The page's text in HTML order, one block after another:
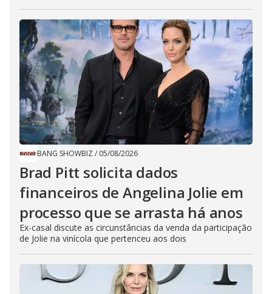
BANG SHOWBIZ / 05/08/2026
Brad Pitt solicita dados
financeiros de Angelina Jolie em
processo que se arrasta há anos
Ex-casal discute as circunstâncias da venda da participação
de Jolie na vinícola que pertenceu aos dois